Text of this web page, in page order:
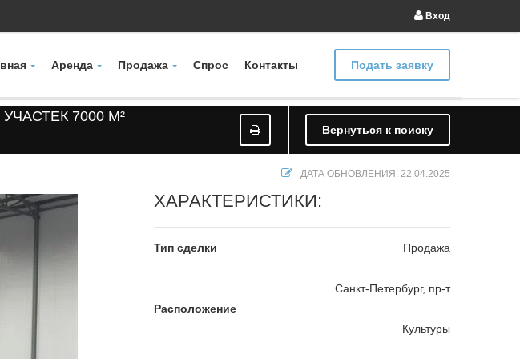
Вход
Аренда Продажа Спрос Контакты Подать заявку
7000 М²
Вернуться к поиску
ДАТА ОБНОВЛЕНИЯ: 22.04.2025
ХАРАКТЕРИСТИКИ:
Тип сделки Продажа
Расположение
Санкт-Петербург, пр-т
Культуры